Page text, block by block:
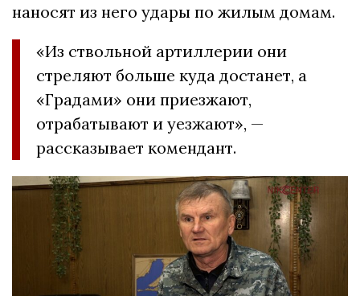
наносят из него удары по жилым домам.
«Из ствольной артиллерии они
стреляют больше куда достанет, а
«Градами» они приезжают,
отрабатывают и уезжают», —
рассказывает комендант.